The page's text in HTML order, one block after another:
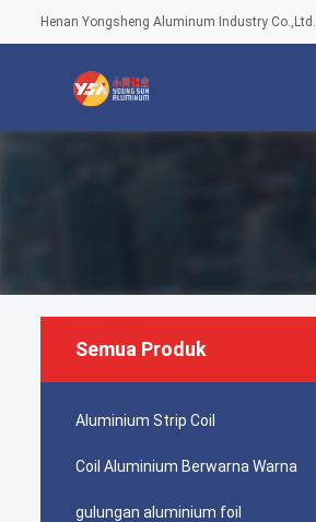
Henan Yongsheng Aluminum Industry Co.,Ltd.
Semua Produk
Aluminium Strip Coil
Coil Aluminium Berwarna Warna
gulungan aluminium foil